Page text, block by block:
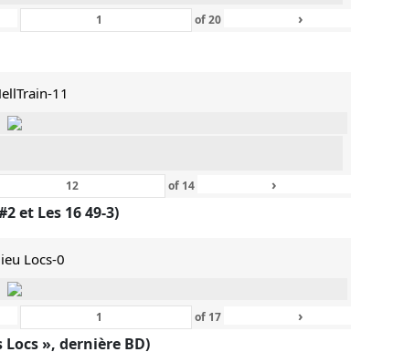
of20 ›
11
of 14 ›
et Les 16 49-3)
Locs-0
of 17 ›
Locs », dernière BD)